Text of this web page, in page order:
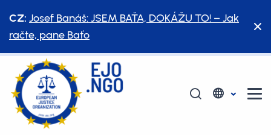
CZ: Josef Banáš: JSEM BAŤA, DOKÁŽU TO! – Jak
račte, pane Baťo